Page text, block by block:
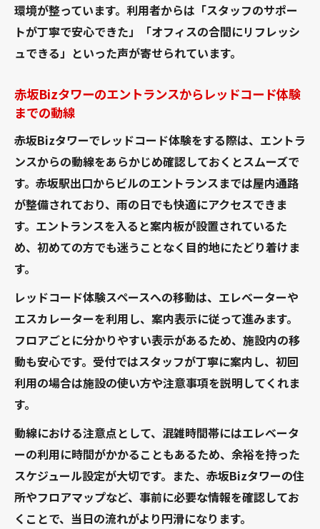
環境が整っています。利用者からは「スタッフのサポー
トが丁寧で安心できた」「オフィスの合間にリフレッシ
ュできる」といった声が寄せられています。
赤坂Bizタワーのエントランスからレッドコード体験
までの動線
赤坂Bizタワーでレッドコード体験をする際は、エントラ
ンスからの動線をあらかじめ確認しておくとスムーズで
す。赤坂駅出口からビルのエントランスまでは屋内通路
が整備されており、雨の日でも快適にアクセスできま
す。エントランスを入ると案内板が設置されているた
め、初めての方でも迷うことなく目的地にたどり着けま
す。
レッドコード体験スペースへの移動は、エレベーターや
エスカレーターを利用し、案内表示に従って進みます。
フロアごとに分かりやすい表示があるため、施設内の移
動も安心です。受付ではスタッフが丁寧に案内し、初回
利用の場合は施設の使い方や注意事項を説明してくれま
す。
動線における注意点として、混雑時間帯にはエレベータ
ーの利用に時間がかかることもあるため、余裕を持った
スケジュール設定が大切です。また、赤坂Bizタワーの住
所やフロアマップなど、事前に必要な情報を確認してお
くことで、当日の流れがより円滑になります。